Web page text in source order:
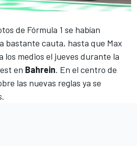
de Fórmula 1 se habían
bastante cauta, hasta que Max
los medios el jueves durante la
en Bahrein. En el centro de
las nuevas reglas ya se